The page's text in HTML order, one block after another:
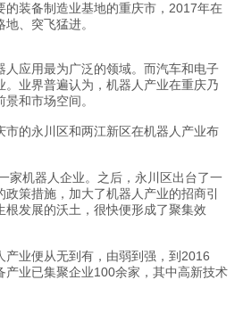
的装备制造业基地的重庆市，2017年在
、突飞猛进。
人应用最为广泛的领域。而汽车和电子
。业界普遍认为，机器人产业在重庆乃
和市场空间。
市的永川区和两江新区在机器人产业布
家机器人企业。之后，永川区出台了一
策措施，加大了机器人产业的招商引
根发展的沃土，很快便形成了聚集效
产业便从无到有，由弱到强，到2016
产业已集聚企业100余家，其中高新技术